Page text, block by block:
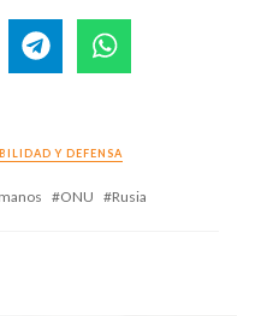
Y DEFENSA
ONU Rusia